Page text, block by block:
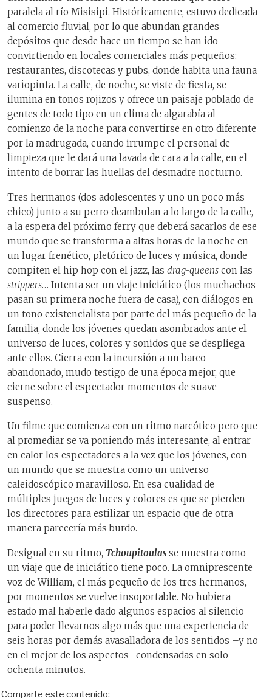
paralela al río Misisipi. Históricamente, estuvo dedicada
al comercio fluvial, por lo que abundan grandes
depósitos que desde hace un tiempo se han ido
convirtiendo en locales comerciales más pequeños:
restaurantes, discotecas y pubs, donde habita una fauna
variopinta. La calle, de noche, se viste de fiesta, se
ilumina en tonos rojizos y ofrece un paisaje poblado de
gentes de todo tipo en un clima de algarabía al
comienzo de la noche para convertirse en otro diferente
por la madrugada, cuando irrumpe el personal de
limpieza que le dará una lavada de cara a la calle, en el
intento de borrar las huellas del desmadre nocturno.
Tres hermanos (dos adolescentes y uno un poco más
chico) junto a su perro deambulan a lo largo de la calle,
a la espera del próximo ferry que deberá sacarlos de ese
mundo que se transforma a altas horas de la noche en
un lugar frenético, pletórico de luces y música, donde
compiten el hip hop con el jazz, las drag-queens con las
strippers… Intenta ser un viaje iniciático (los muchachos
pasan su primera noche fuera de casa), con diálogos en
un tono existencialista por parte del más pequeño de la
familia, donde los jóvenes quedan asombrados ante el
universo de luces, colores y sonidos que se despliega
ante ellos. Cierra con la incursión a un barco
abandonado, mudo testigo de una época mejor, que
cierne sobre el espectador momentos de suave
suspenso.
Un filme que comienza con un ritmo narcótico pero que
al promediar se va poniendo más interesante, al entrar
en calor los espectadores a la vez que los jóvenes, con
un mundo que se muestra como un universo
caleidoscópico maravilloso. En esa cualidad de
múltiples juegos de luces y colores es que se pierden
los directores para estilizar un espacio que de otra
manera parecería más burdo.
Desigual en su ritmo, Tchoupitoulas se muestra como
un viaje que de iniciático tiene poco. La omniprescente
voz de William, el más pequeño de los tres hermanos,
por momentos se vuelve insoportable. No hubiera
estado mal haberle dado algunos espacios al silencio
para poder llevarnos algo más que una experiencia de
seis horas por demás avasalladora de los sentidos –y no
en el mejor de los aspectos- condensadas en solo
ochenta minutos.
Comparte este contenido: